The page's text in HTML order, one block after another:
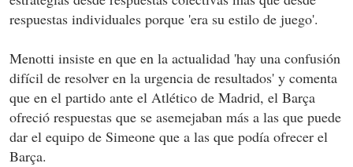
respuestas individuales porque 'era su estilo de juego'.
Menotti insiste en que en la actualidad 'hay una confusión
difícil de resolver en la urgencia de resultados' y comenta
que en el partido ante el Atlético de Madrid, el Barça
ofreció respuestas que se asemejaban más a las que puede
dar el equipo de Simeone que a las que podía ofrecer el
Barça.